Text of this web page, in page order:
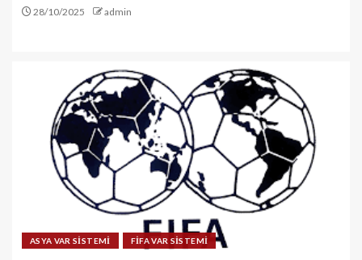
28/10/2025 admin
ASYA VAR SİSTEMİ FİFA VAR SİSTEMİ